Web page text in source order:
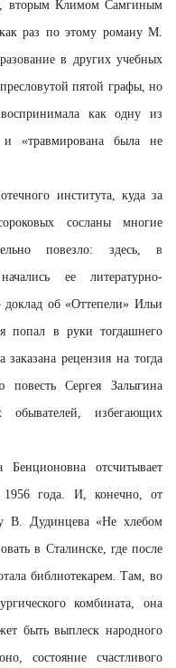
вторым Климом Самгиным
раз по этому роману М.
в других учебных
пятой графы, но
как одну из
и «травмирована была не
института, куда за
сосланы многие
повезло: здесь, в
ее литературно-
об «Оттепели» Ильи
попал в руки тогдашнего
рецензия на тогда
повесть Сергея Залыгина
избегающих
отсчитывает
1956 года. И, конечно, от
В. Дудинцева «Не хлебом
в Сталинске, где после
библиотекарем. Там, во
комбината, она
быть выплеск народного
состояние счастливого